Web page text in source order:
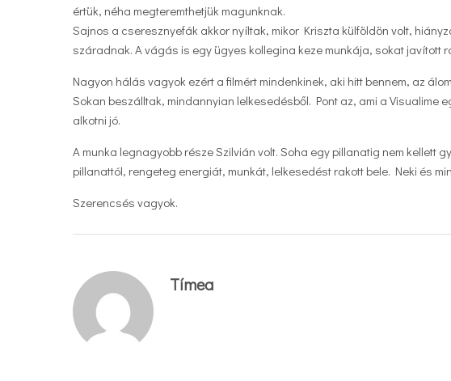
értük, néha megteremthetjük magunknak.
Sajnos a cseresznyefák akkor nyíltak, mikor Kriszta külföldön volt,
száradnak. A vágás is egy ügyes kollegina keze munkája, sokat javított
Nagyon hálás vagyok ezért a filmért mindenkinek, aki hitt bennem, az
Sokan beszálltak, mindannyian lelkesedésből. Pont az, ami a
alkotni jó.
A munka legnagyobb része Szilvián volt. Soha egy pillanatig nem kellett
pillanattól, rengeteg energiát, munkát, lelkesedést rakott bele. Neki és
Szerencsés vagyok.
Tímea